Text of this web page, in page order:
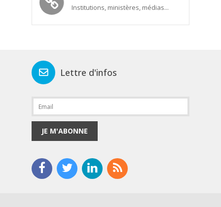
Institutions, ministères, médias...
Lettre d'infos
JE M'ABONNE